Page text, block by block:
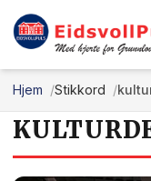
Hjem Stikkord